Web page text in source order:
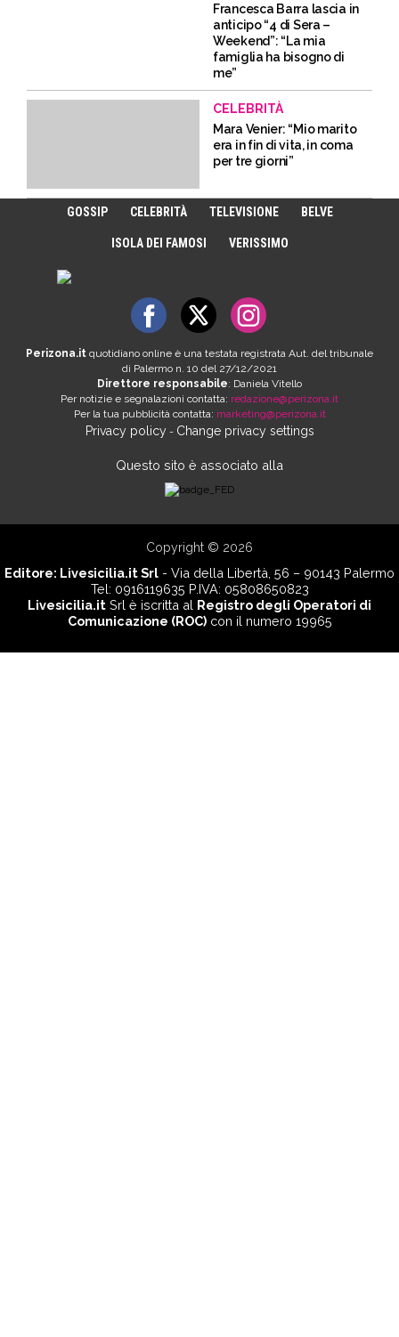
Francesca Barra lascia in
anticipo “4 di Sera –
Weekend”: “La mia
famiglia ha bisogno di
me”
CELEBRITÀ
Mara Venier: “Mio marito
era in fin di vita, in coma
per tre giorni”
GOSSIP CELEBRITÀ TELEVISIONE BELVE
ISOLA DEI FAMOSI VERISSIMO
Perizona.it quotidiano online è una testata registrata Aut. del tribunale
di Palermo n. 10 del 27/12/2021
Direttore responsabile: Daniela Vitello
Per notizie e segnalazioni contatta: redazione@perizona.it
Per la tua pubblicità contatta: marketing@perizona.it
Privacy policy- Change privacy settings
Questo sito è associato alla
Copyright © 2026
Editore: Livesicilia.it Srl - Via della Libertà, 56 – 90143 Palermo
Tel: 0916119635 P.IVA: 05808650823
Livesicilia.it Srl è iscritta al Registro degli Operatori di
Comunicazione (ROC)con il numero 19965